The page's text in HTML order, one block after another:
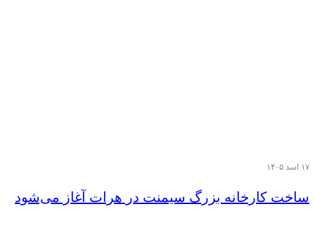
۱۷ اسد ۱۴۰۵
ساخت کارخانه بزرگ سیمنت در هرات آغاز می‌شود